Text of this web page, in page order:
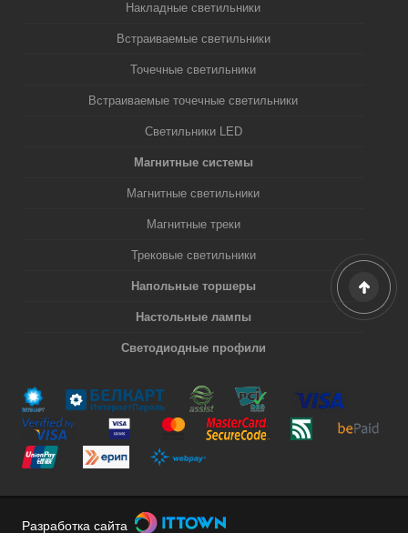
Накладные светильники
Встраиваемые светильники
Точечные светильники
Встраиваемые точечные светильники
Светильники LED
Магнитные системы
Магнитные светильники
Магнитные треки
Трековые светильники
Напольные торшеры
Настольные лампы
Светодиодные профили
Разработка сайта